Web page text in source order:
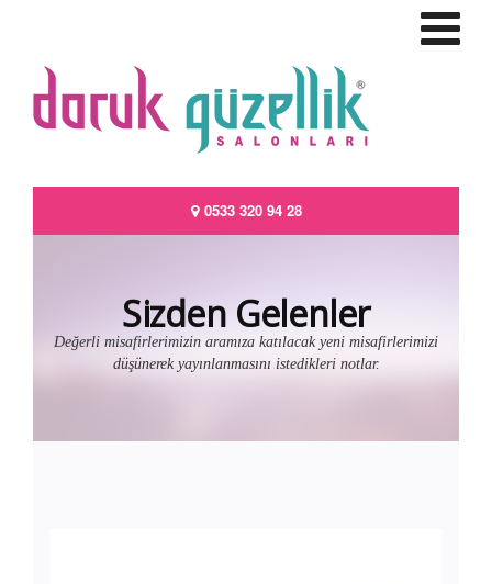
0533 320 94 28
Sizden Gelenler
Değerli misafirlerimizin aramıza katılacak yeni misafirlerimizi
düşünerek yayınlanmasını istedikleri notlar.